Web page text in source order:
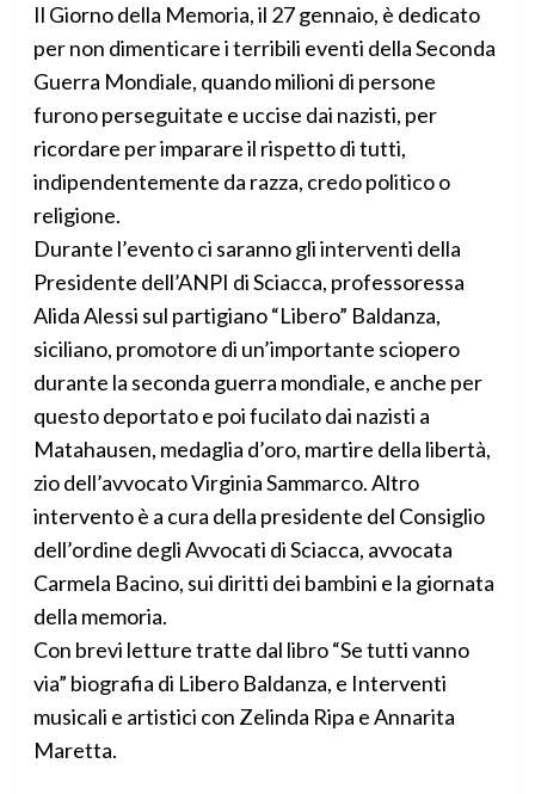
Il Giorno della Memoria, il 27 gennaio, è dedicato
per non dimenticare i terribili eventi della Seconda
Guerra Mondiale, quando milioni di persone
furono perseguitate e uccise dai nazisti, per
ricordare per imparare il rispetto di tutti,
indipendentemente da razza, credo politico o
religione.
Durante l’evento ci saranno gli interventi della
Presidente dell’ANPI di Sciacca, professoressa
Alida Alessi sul partigiano “Libero” Baldanza,
siciliano, promotore di un’importante sciopero
durante la seconda guerra mondiale, e anche per
questo deportato e poi fucilato dai nazisti a
Matahausen, medaglia d’oro, martire della libertà,
zio dell’avvocato Virginia Sammarco. Altro
intervento è a cura della presidente del Consiglio
dell’ordine degli Avvocati di Sciacca, avvocata
Carmela Bacino, sui diritti dei bambini e la giornata
della memoria.
Con brevi letture tratte dal libro “Se tutti vanno
via” biografia di Libero Baldanza, e Interventi
musicali e artistici con Zelinda Ripa e Annarita
Maretta.